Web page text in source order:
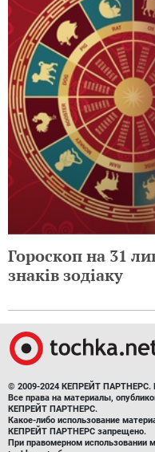
Гороскоп на 31
знаків зодіаку
© 2009-2024 КЕПРЕЙТ ПАРТНЕРС.
Все права на материалы,
КЕПРЕЙТ ПАРТНЕРС.
Какое-либо использование
КЕПРЕЙТ ПАРТНЕРС запрещено.
При правомерном использовании